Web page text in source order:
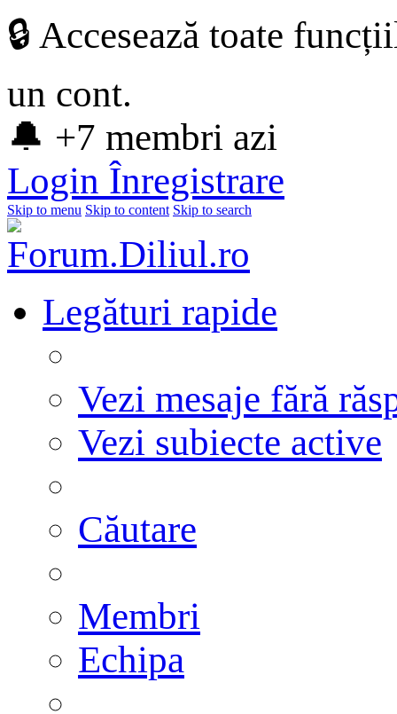
🔒 Accesează toate
un cont.
🔔 +7 membri azi
Login Înregistrare
Skip to menu Skip to content Skip to search
Legături rapide
Vezi mesaje fără
Vezi subiecte active
Căutare
Membri
Echipa